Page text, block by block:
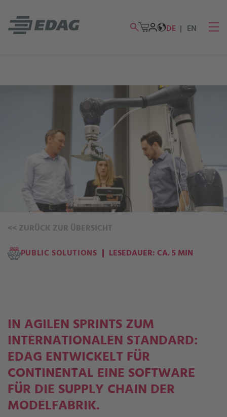
DE EN
<< ZURÜCK ZUR ÜBERSICHT
IN AGILEN SPRINTS ZUM
INTERNATIONALEN STANDARD:
EDAG ENTWICKELT FÜR
CONTINENTAL EINE SOFTWARE
FÜR DIE SUPPLY CHAIN DER
MODELFABRIK.
PUBLIC SOLUTIONS LESEDAUER: CA. 5 MIN